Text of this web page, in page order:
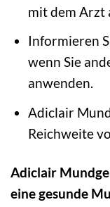
mit dem Arzt
Informieren
wenn Sie
anwenden.
Adiclair
Reichweite
Adiclair
eine gesunde